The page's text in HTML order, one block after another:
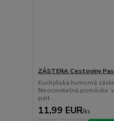
ZÁSTERA Cestoviny
Kuchyňská humorná
Neoceniteľná pomôcka
párt...
11,99 EUR/ks